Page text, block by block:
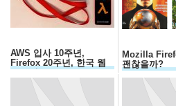
AWS 입사 10주년,
Firefox 20주년, 한국 웹
30주년...
Mozilla
괜찮을까?